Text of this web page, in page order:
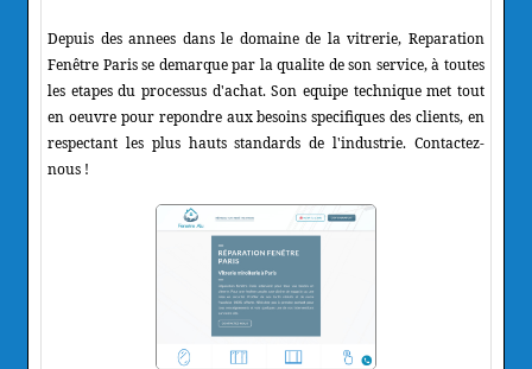
Depuis des annees dans le domaine de la vitrerie, Reparation
Fenêtre Paris se demarque par la qualite de son service, à toutes
les etapes du processus d'achat. Son equipe technique met tout
en oeuvre pour repondre aux besoins specifiques des clients, en
respectant les plus hauts standards de l'industrie. Contactez-
nous !